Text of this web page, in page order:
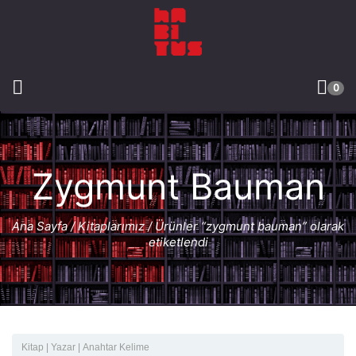
0
Zygmunt Bauman
Ana Sayfa/Kitaplarımız/ Ürünler “zygmunt bauman” olarak
etiketlendi